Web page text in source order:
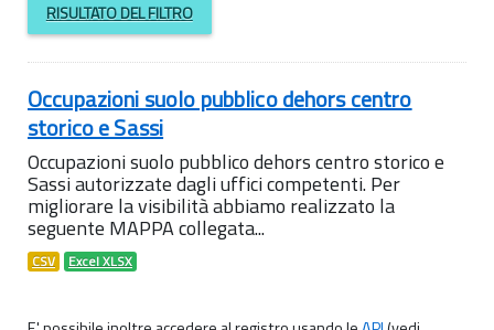
RISULTATO DEL FILTRO
Occupazioni suolo pubblico dehors centro
storico e Sassi
Occupazioni suolo pubblico dehors centro storico e
Sassi autorizzate dagli uffici competenti. Per
migliorare la visibilità abbiamo realizzato la
seguente MAPPA collegata...
CSV Excel XLSX